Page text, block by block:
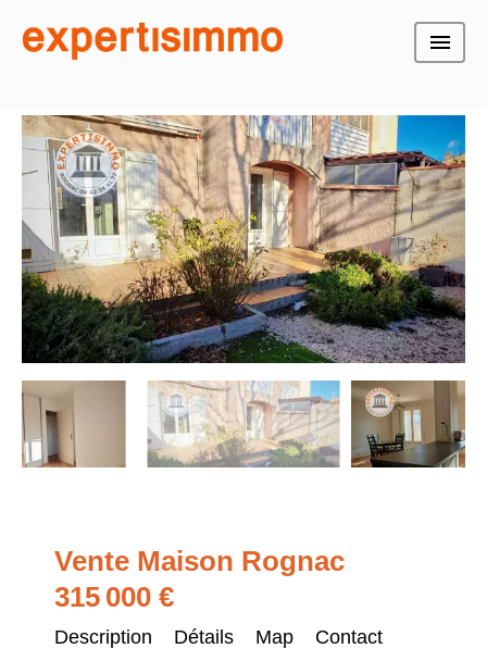
Vente Maison Rognac
315 000 €
Description Détails Map Contact